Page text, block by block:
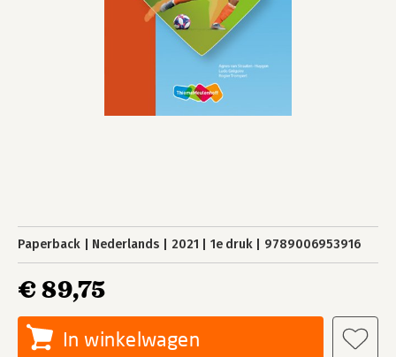
Paperback Nederlands 2021 1e druk 9789006953916
€ 89,75
In winkelwagen